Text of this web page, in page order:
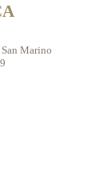
Marino